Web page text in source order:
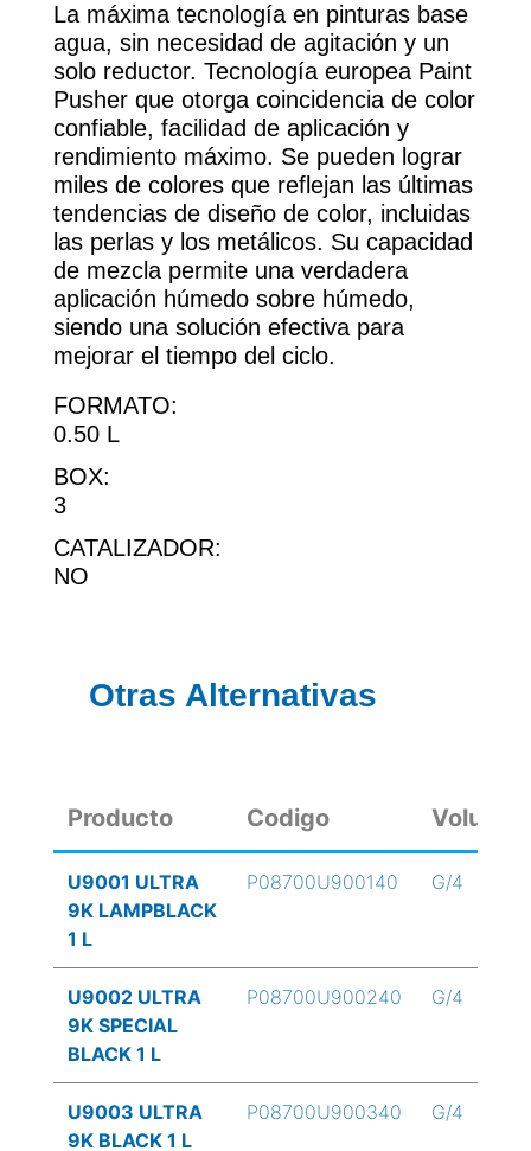
La máxima tecnología en pinturas base
agua, sin necesidad de agitación y un
solo reductor. Tecnología europea Paint
Pusher que otorga coincidencia de color
confiable, facilidad de aplicación y
rendimiento máximo. Se pueden lograr
miles de colores que reflejan las últimas
tendencias de diseño de color, incluidas
las perlas y los metálicos. Su capacidad
de mezcla permite una verdadera
aplicación húmedo sobre húmedo,
siendo una solución efectiva para
mejorar el tiempo del ciclo.
FORMATO:
0.50 L
BOX:
3
CATALIZADOR:
NO
Otras Alternativas
Producto Codigo Volumen
U9001 ULTRA
9K LAMPBLACK
1 L
P08700U900140 G/4
U9002 ULTRA
9K SPECIAL
BLACK 1 L
P08700U900240 G/4
U9003 ULTRA
9K BLACK 1 L
P08700U900340 G/4